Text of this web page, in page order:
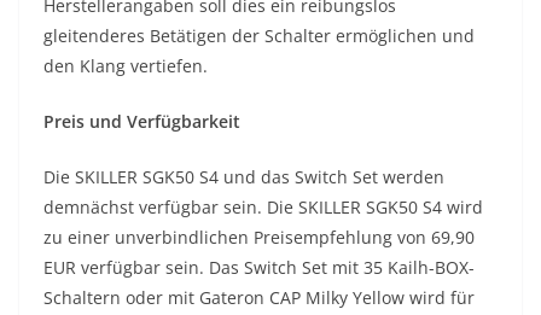
Herstellerangaben soll dies ein reibungslos
gleitenderes Betätigen der Schalter ermöglichen und
den Klang vertiefen.
Preis und Verfügbarkeit
Die SKILLER SGK50 S4 und das Switch Set werden
demnächst verfügbar sein. Die SKILLER SGK50 S4 wird
zu einer unverbindlichen Preisempfehlung von 69,90
EUR verfügbar sein. Das Switch Set mit 35 Kailh-BOX-
Schaltern oder mit Gateron CAP Milky Yellow wird für